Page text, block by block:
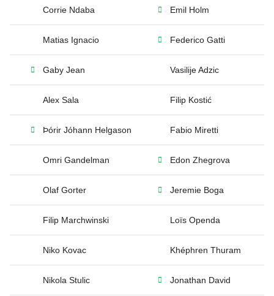
Corrie Ndaba Emil Holm
Matias Ignacio Federico Gatti
Gaby Jean Vasilije Adzic
Alex Sala Filip Kostić
Þórir Jóhann Helgason Fabio Miretti
Omri Gandelman Edon Zhegrova
Olaf Gorter Jeremie Boga
Filip Marchwinski Loïs Openda
Niko Kovac Khéphren Thuram
Nikola Stulic Jonathan David